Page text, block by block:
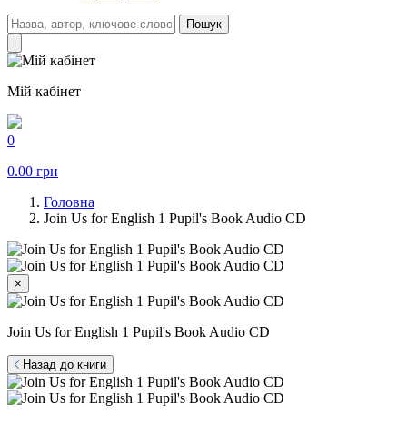
Пошук
Мій кабінет
0
0.00 грн
Головна
Join Us for English 1 Pupil's Book Audio CD
×
Join Us for English 1 Pupil's Book Audio CD
Назад до книги